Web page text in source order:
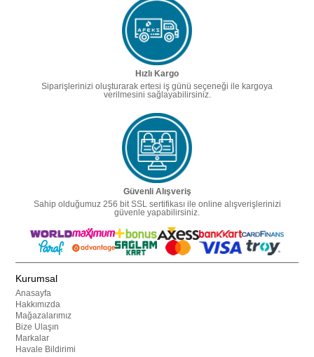
Hızlı Kargo
Siparişlerinizi oluşturarak ertesi iş günü seçeneği ile kargoya
verilmesini sağlayabilirsiniz.
Güvenli Alışveriş
Sahip olduğumuz 256 bit SSL sertifikası ile online alışverişlerinizi
güvenle yapabilirsiniz.
Kurumsal
Anasayfa
Hakkımızda
Mağazalarımız
Bize Ulaşın
Markalar
Havale Bildirimi